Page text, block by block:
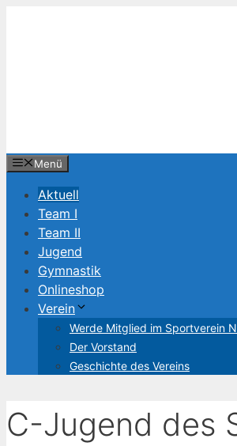
Menü
Aktuell
Team I
Team II
Jugend
Gymnastik
Onlineshop
Verein
Werde Mitglied im Sportverein
Der Vorstand
Geschichte des Vereins
C-Jugend des